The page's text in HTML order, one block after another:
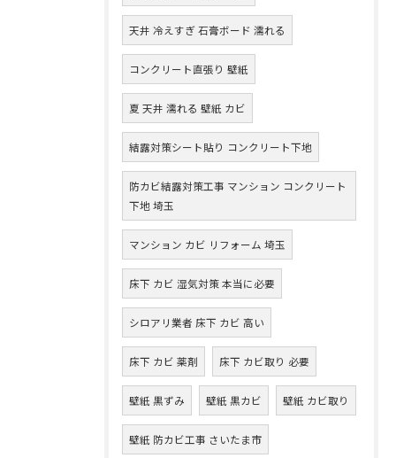
天井 冷えすぎ 石膏ボード 濡れる
コンクリート直張り 壁紙
夏 天井 濡れる 壁紙 カビ
結露対策シート貼り コンクリート下地
防カビ結露対策工事 マンション コンクリート
下地 埼玉
マンション カビ リフォーム 埼玉
床下 カビ 湿気対策 本当に必要
シロアリ業者 床下 カビ 高い
床下 カビ 薬剤 床下 カビ取り 必要
壁紙 黒ずみ 壁紙 黒カビ 壁紙 カビ取り
壁紙 防カビ工事 さいたま市